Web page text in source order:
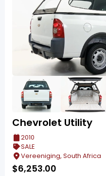
Chevrolet Utility
2010
SALE
Vereeniging, South Africa
$6,253.00